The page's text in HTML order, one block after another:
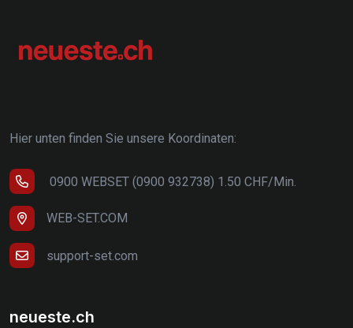
Hier unten finden Sie unsere Koordinaten:
0900 WEBSET (0900 932738) 1.50 CHF/Min.
WEB-SET.COM
support-set.com
neueste.ch